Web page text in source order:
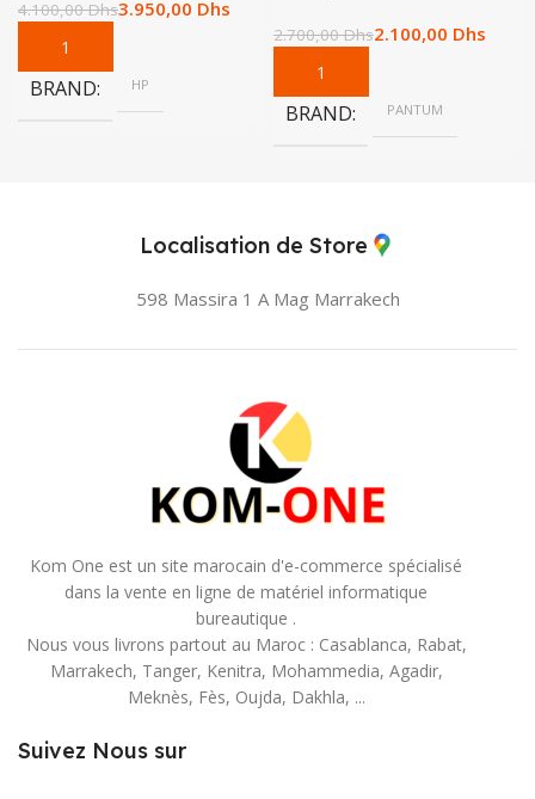
4.100,00Dhs3.950,00 Dhs
BRAND HP
2.700,00Dhs2.100,00 Dhs
BRAND PANTUM
Localisation de Store
598 Massira 1 A Mag Marrakech
Kom One est un site marocain d'e-commerce spécialisé
dans la vente en ligne de matériel informatique
bureautique .
Nous vous livrons partout au Maroc : Casablanca, Rabat,
Marrakech, Tanger, Kenitra, Mohammedia, Agadir,
Meknès, Fès, Oujda, Dakhla, ...
Suivez Nous sur